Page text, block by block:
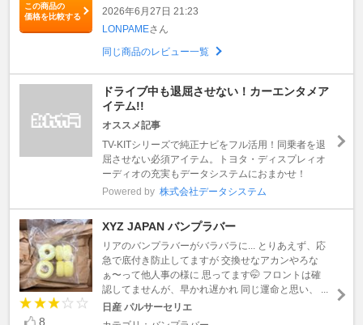
この商品の
価格を比較する
2026年6月27日 21:23
LONPAMEさん
同じ商品のレビュー一覧
ドライブ中も退屈させない！カーエンタメア
イテム!!
オススメ記事
TV-KITシリーズで純正ナビをフル活用！同乗者を退
屈させない必須アイテム。トヨタ・ディスプレィオ
ーディオの充実もデータシステムにおまかせ！
Powered by 株式会社データシステム
8
XYZ JAPAN バンプラバー
リアのバンプラバーがバラバラに... とりあえず、応
急で底付き防止してますが 交換せなアカンやろな
ぁ〜って他人事の様に 思ってます🤭 フロントは確
認してませんが、早かれ遅かれ 同じ運命と思い、 ...
日産 パルサーセリエ